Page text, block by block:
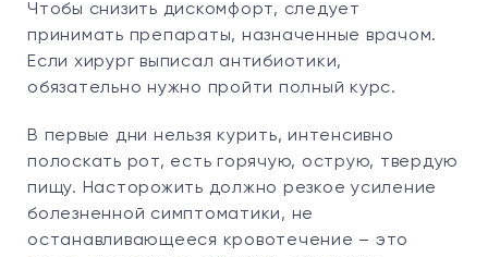
Чтобы снизить дискомфорт, следует
принимать препараты, назначенные врачом.
Если хирург выписал антибиотики,
обязательно нужно пройти полный курс.
В первые дни нельзя курить, интенсивно
полоскать рот, есть горячую, острую, твердую
пищу. Насторожить должно резкое усиление
болезненной симптоматики, не
останавливающееся кровотечение – это